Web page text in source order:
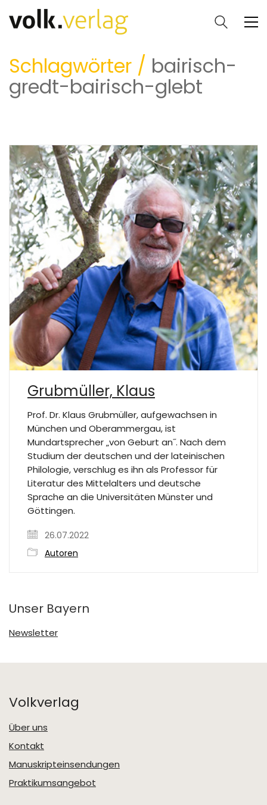
Schlagwörter / bairisch-
gredt-bairisch-glebt
Grubmüller, Klaus
Prof. Dr. Klaus Grubmüller, aufgewachsen in
München und Oberammergau, ist
Mundartsprecher „von Geburt an˝. Nach dem
Studium der deutschen und der lateinischen
Philologie, verschlug es ihn als Professor für
Literatur des Mittelalters und deutsche
Sprache an die Universitäten Münster und
Göttingen.
26.07.2022
Autoren
Unser Bayern
Newsletter
Volkverlag
Über uns
Kontakt
Manuskripteinsendungen
Praktikumsangebot